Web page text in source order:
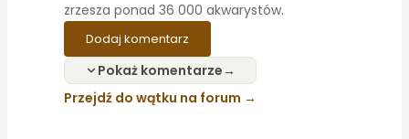
zrzesza ponad 36 000 akwarystów.
Dodaj komentarz
Pokaż komentarze
Przejdź do wątku na forum